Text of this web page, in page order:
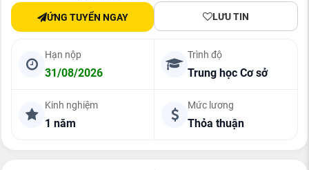
ỨNG TUYỂN NGAY LƯU TIN
Hạn nộp
31/08/2026
Trình độ
Trung học Cơ sở
Kinh nghiệm
1 năm
Mức lương
Thỏa thuận